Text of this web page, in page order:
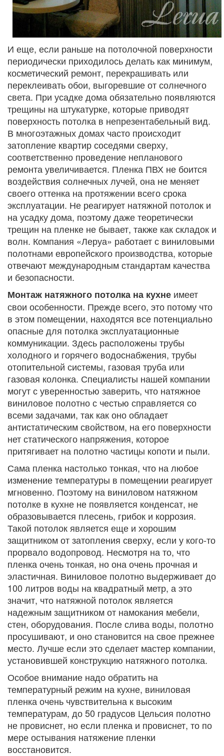
И еще, если раньше на потолочной поверхности
периодически приходилось делать как минимум,
косметический ремонт, перекрашивать или
переклеивать обои, выгоревшие от солнечного
света. При усадке дома обязательно появляются
трещины на штукатурке, которые приводят
поверхность потолка в непрезентабельный вид.
В многоэтажных домах часто происходит
затопление квартир соседями сверху,
соответственно проведение непланового
ремонта увеличивается. Пленка ПВХ не боится
воздействия солнечных лучей, она не меняет
своего оттенка на протяжении всего срока
эксплуатации. Не реагирует натяжной потолок и
на усадку дома, поэтому даже теоретически
трещин на пленке не бывает, также как складок и
волн. Компания «Леруа» работает с виниловыми
полотнами европейского производства, которые
отвечают международным стандартам качества
и безопасности.
Монтаж натяжного потолка на кухне имеет
свои особенности. Прежде всего, это потому что
в этом помещении, находятся все потенциально
опасные для потолка эксплуатационные
коммуникации. Здесь расположены трубы
холодного и горячего водоснабжения, трубы
отопительной системы, газовая труба или
газовая колонка. Специалисты нашей компании
могут с уверенностью заверить, что натяжное
виниловое полотно с честью справляется со
всеми задачами, так как оно обладает
антистатическим свойством, на его поверхности
нет статического напряжения, которое
притягивает на полотно частицы копоти и пыли.
Сама пленка настолько тонкая, что на любое
изменение температуры в помещении реагирует
мгновенно. Поэтому на виниловом натяжном
потолке в кухне не появляется конденсат, не
образовывается плесень, грибок и коррозия.
Такой потолок является еще и хорошим
защитником от затопления сверху, если у кого-то
прорвало водопровод. Несмотря на то, что
пленка очень тонкая, но она очень прочная и
эластичная. Виниловое полотно выдерживает до
100 литров воды на квадратный метр, а это
значит, что натяжной потолок является
надежным защитником от намокания мебели,
стен, оборудования. После слива воды, полотно
просушивают, и оно становится на свое прежнее
место. Лучше если это сделает мастер компании,
установившей конструкцию натяжного потолка.
Особое внимание надо обратить на
температурный режим на кухне, виниловая
пленка очень чувствительна к высоким
температурам, до 50 градусов Цельсия полотно
не провиснет, но если пленка и провиснет, то по
мере остывания натяжение пленки
восстановится.